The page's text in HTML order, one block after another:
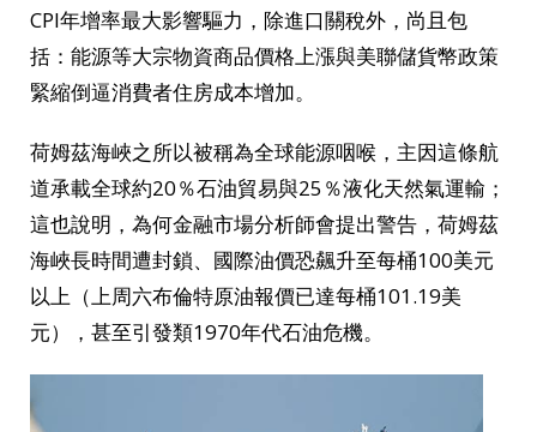
CPI年增率最大影響驅力，除進口關稅外，尚且包
括：能源等大宗物資商品價格上漲與美聯儲貨幣政策
緊縮倒逼消費者住房成本增加。
荷姆茲海峽之所以被稱為全球能源咽喉，主因這條航
道承載全球約20％石油貿易與25％液化天然氣運輸；
這也說明，為何金融市場分析師會提出警告，荷姆茲
海峽長時間遭封鎖、國際油價恐飆升至每桶100美元
以上（上周六布倫特原油報價已達每桶101.19美
元），甚至引發類1970年代石油危機。